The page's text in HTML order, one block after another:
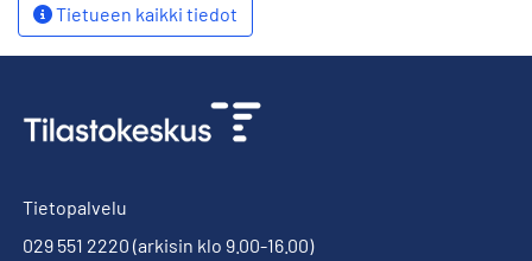
Tietueen kaikki tiedot
Tietopalvelu
029 551 2220 (arkisin klo 9.00-16.00)